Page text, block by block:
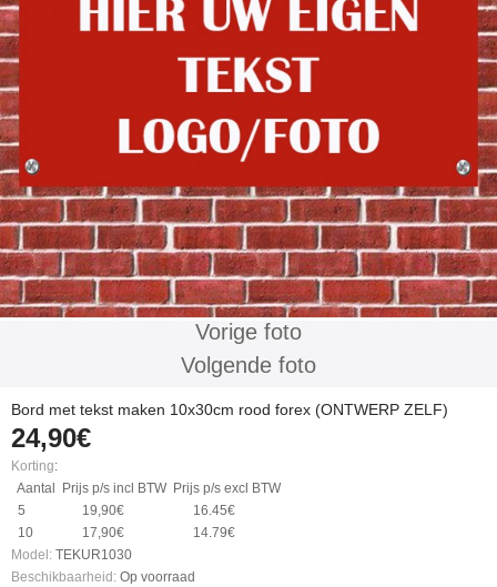
Vorige foto
Volgende foto
Bord met tekst maken 10x30cm rood forex (ONTWERP ZELF)
24,90€
Korting:
Aantal
Prijs p/s incl BTW Prijs p/s excl BTW
5
19,90€
16.45€
10
17,90€
14.79€
Model: TEKUR1030
Beschikbaarheid: Op voorraad